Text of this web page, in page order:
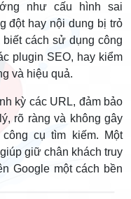
như cấu hình sai
đột hay nội dung bị trỏ
cách sử dụng công
plugin SEO, hay kiểm
và hiệu quả.
kỳ các URL, đảm bảo
rõ ràng và không gây
cụ tìm kiếm. Một
giữ chân khách truy
Google một cách bền